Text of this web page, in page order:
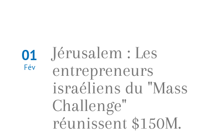
01
Fév
Jérusalem : Les
entrepreneurs
israéliens du "Mass
Challenge"
réunissent $150M.